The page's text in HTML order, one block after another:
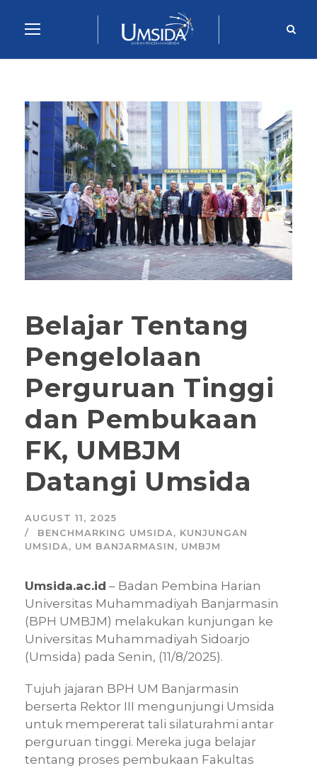
Belajar Tentang
Pengelolaan
Perguruan Tinggi
dan Pembukaan
FK, UMBJM
Datangi Umsida
AUGUST 11, 2025
BENCHMARKING UMSIDA, KUNJUNGAN
UMSIDA, UM BANJARMASIN, UMBJM
Umsida.ac.id – Badan Pembina Harian
Universitas Muhammadiyah Banjarmasin
(BPH UMBJM) melakukan kunjungan ke
Universitas Muhammadiyah Sidoarjo
(Umsida) pada Senin, (11/8/2025).
Tujuh jajaran BPH UM Banjarmasin
berserta Rektor III mengunjungi Umsida
untuk mempererat tali silaturahmi antar
perguruan tinggi. Mereka juga belajar
tentang proses pembukaan Fakultas